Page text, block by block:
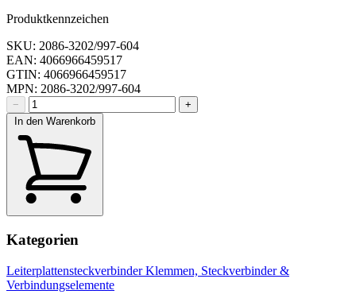
Produktkennzeichen
SKU: 2086-3202/997-604
EAN: 4066966459517
GTIN: 4066966459517
MPN: 2086-3202/997-604
−
+
In den Warenkorb
Kategorien
LeiterplattensteckverbinderKlemmen, Steckverbinder &
Verbindungselemente